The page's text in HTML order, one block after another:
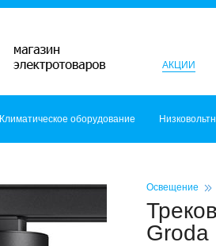
АКЦИИ
Климатическое оборудование
Освещение
Groda